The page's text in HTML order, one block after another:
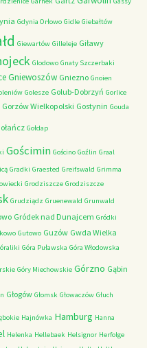
Gdynia Orłowo Gidle Giebałtów
Giewartów Gilleleje Giławy
Glodowo Gnaty Szczerbaki
Gniewoszów Gniezno Gnoien
Golesze Golub-Dobrzyń Gorlice
Gorzów Wielkopolski Gostynin Gouda
Gołdap
Gościmin Gościno Goźlin Graal
Gradki Graested Greifswald Grimma
Grodziszcze Grodziszcze
Grudziądz Gruenewald Grunwald
Gródek nad Dunajcem Gródki
Gutowo Guzów Gwda Wielka
Góra Puławska Góra Włodowska
Góry Miechowskie Górzno Gąbin
Głogów Głomsk Głowaczów Głuch
Hajnówka Hamburg Hanna
Helenka Hellebaek Helsignor Herfolge